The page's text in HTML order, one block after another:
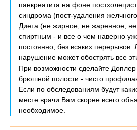
панкреатита на фоне
синдрома (пост-удаления
Диета (не жирное, не жаренное, не
спиртным - и все о чем наверно
постоянно, без всяких
нарушение может обострять все
При возможности сделайте
брюшной полости - чисто
Если по обследованиям будут
месте врачи Вам скорее всего
необходимое.